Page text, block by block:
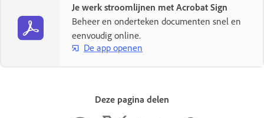
Je werk stroomlijnen met Acrobat Sign
Beheer en onderteken documenten snel en
eenvoudig online.
De app openen
Deze pagina delen